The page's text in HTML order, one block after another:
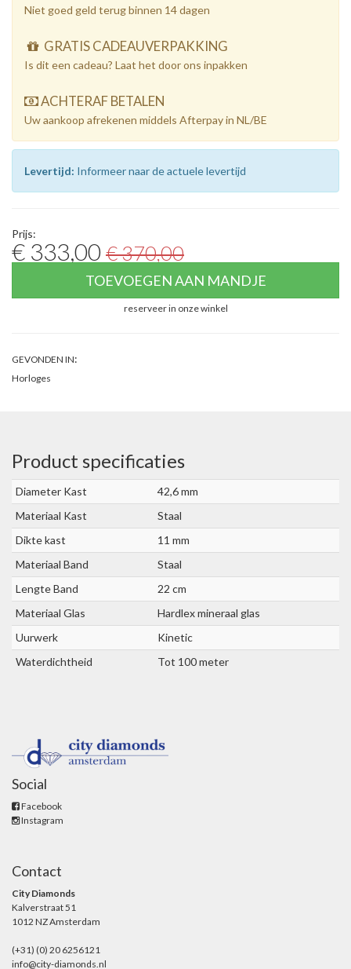
Niet goed geld terug binnen 14 dagen
GRATIS CADEAUVERPAKKING
Is dit een cadeau? Laat het door ons inpakken
ACHTERAF BETALEN
Uw aankoop afrekenen middels Afterpay in NL/BE
Levertijd: Informeer naar de actuele levertijd
Prijs:
€ 333,00 € 370,00
TOEVOEGEN AAN MANDJE
reserveer in onze winkel
GEVONDEN IN:
Horloges
Product specificaties
Diameter Kast
42,6 mm
Materiaal Kast
Staal
Dikte kast
11 mm
Materiaal Band
Staal
Lengte Band
22 cm
Materiaal Glas
Hardlex mineraal glas
Uurwerk
Kinetic
Waterdichtheid
Tot 100 meter
Social
Facebook
Instagram
Contact
City Diamonds
Kalverstraat 51
1012 NZ Amsterdam
(+31) (0) 20 6256121
info@city-diamonds.nl